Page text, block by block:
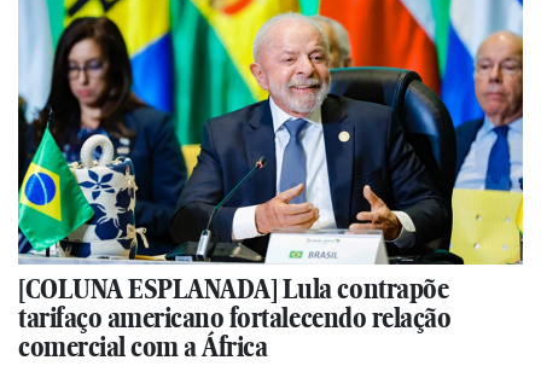
[COLUNA ESPLANADA] Lula contrapõe
tarifaço americano fortalecendo relação
comercial com a África